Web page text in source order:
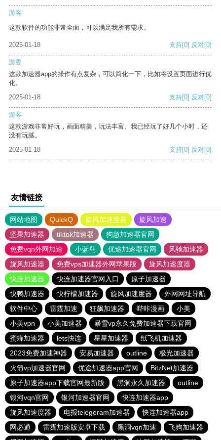
游客
这款软件的功能非常全面，可以满足我所有需求。
2025-01-18 支持[0] 反对[0]
游客
这款加速器app的操作有点复杂，可以简化一下，比如将设置页面进行优
化。
2025-01-18
支持[0] 反对[0]
游客
这款游戏非常好玩，画面精美，玩法丰富。我已经玩了好几个小时，还
没有玩腻。
2025-01-18
支持[0] 反对[0]
友情链接
网站地图 QuickQ 旋风加速度器
旋风加速
坚果加速器
tiktok加速器
狗急加速器官网
免费vqn外网加速
小蓝鸟 优途加速器官网
风驰加速器
旋风加速器
免费vps加速器外网苹果版
旋风加速度器
快连加速器
快连加速器官网入口
原子加速器
快鸭加速器
快柠檬加速器 旋风加速度器
外网网址导航
软件中心
雷霆加速 狂飙加速器 哔咔漫画
小美
小美vpn
小美加速器
暴雪vp永久免费加速器下载官网
蜜蜂加速器
lets快连 星星加速器
纸飞机加速器
2023免费加速神器
安易加速器 outline
极光加速器
火箭vp加速器官网
优途加速器app官网
BitzNet加速器
原子加速器app下载官网最新版
黑洞永久加速器
outline
银河vqn官网
银河加速器官网
快连加速器app
旋风加速度器
电报telegeram加速器
快连加速器app
网必通
雷霆加速版安卓下载 黑洞vqn加速
飞狗加速器